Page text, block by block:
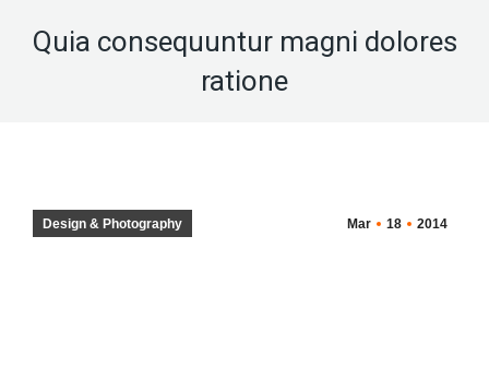
Quia consequuntur magni dolores
ratione
Mar 18 2014
Design & Photography